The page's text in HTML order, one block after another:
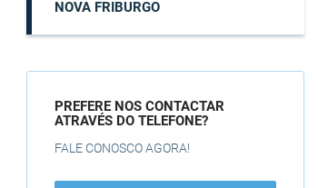
NOVA FRIBURGO
PREFERE NOS CONTACTAR
ATRAVÉS DO TELEFONE?
FALE CONOSCO AGORA!